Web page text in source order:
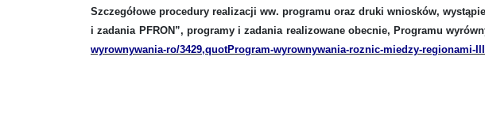
Szczegółoweprocedury realizacji ww. programu oraz druki wniosków,
i zadania PFRON”, programy i zadania realizowane obecnie, Programu
wyrownywania-ro/3429,quotProgram-wyrownywania-roznic-miedzy-regionami-